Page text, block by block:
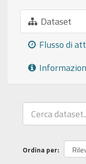
Dataset
Flusso di
Ordina per